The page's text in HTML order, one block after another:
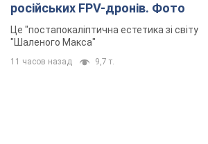
російських FPV-дронів. Фото
Це "постапокаліптична естетика зі світу
"Шаленого Макса"
11 часов назад 9,7 т.